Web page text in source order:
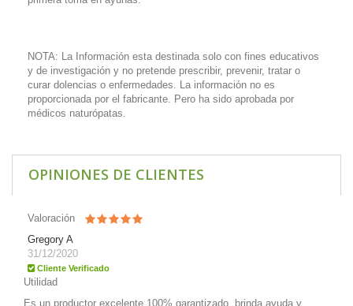
NOTA: La Información esta destinada solo con fines educativos
y de investigación y no pretende prescribir, prevenir, tratar o
curar dolencias o enfermedades. La información no es
proporcionada por el fabricante. Pero ha sido aprobada por
médicos naturópatas.
OPINIONES DE CLIENTES
Valoración
Gregory A
31/12/2020
Cliente Verificado
Utilidad
Es un productor excelente 100% garantizado, brinda ayuda y